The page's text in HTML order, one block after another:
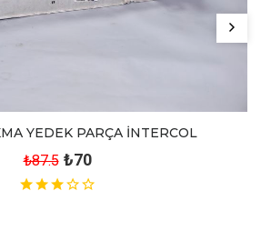
YEDEK PARÇA İNTERCOL
₺87.5 ₺70